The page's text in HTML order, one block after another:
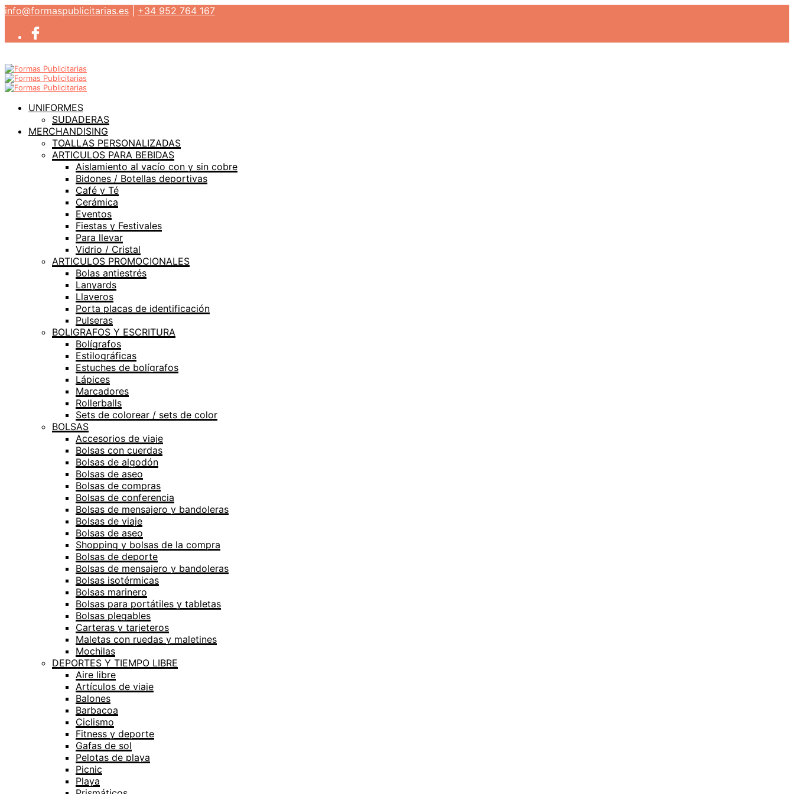
info@formaspublicitarias.es +34 952 764 167
UNIFORMES
SUDADERAS
MERCHANDISING
TOALLAS PERSONALIZADAS
ARTICULOS PARA BEBIDAS
Aislamiento al vacío con y sin cobre
Bidones / Botellas deportivas
Café y Té
Cerámica
Eventos
Fiestas y Festivales
Para llevar
Vidrio / Cristal
ARTICULOS PROMOCIONALES
Bolas antiestrés
Lanyards
Llaveros
Porta placas de identificación
Pulseras
BOLIGRAFOS Y ESCRITURA
Bolígrafos
Estilográficas
Estuches de bolígrafos
Lápices
Marcadores
Rollerballs
Sets de colorear / sets de color
BOLSAS
Accesorios de viaje
Bolsas con cuerdas
Bolsas de algodón
Bolsas de aseo
Bolsas de compras
Bolsas de conferencia
Bolsas de mensajero y bandoleras
Bolsas de viaje
Bolsas de aseo
Shopping y bolsas de la compra
Bolsas de deporte
Bolsas de mensajero y bandoleras
Bolsas isotérmicas
Bolsas marinero
Bolsas para portátiles y tabletas
Bolsas plegables
Carteras y tarjeteros
Maletas con ruedas y maletines
Mochilas
DEPORTES Y TIEMPO LIBRE
Aire libre
Artículos de viaje
Balones
Barbacoa
Ciclismo
Fitness y deporte
Gafas de sol
Pelotas de playa
Picnic
Playa